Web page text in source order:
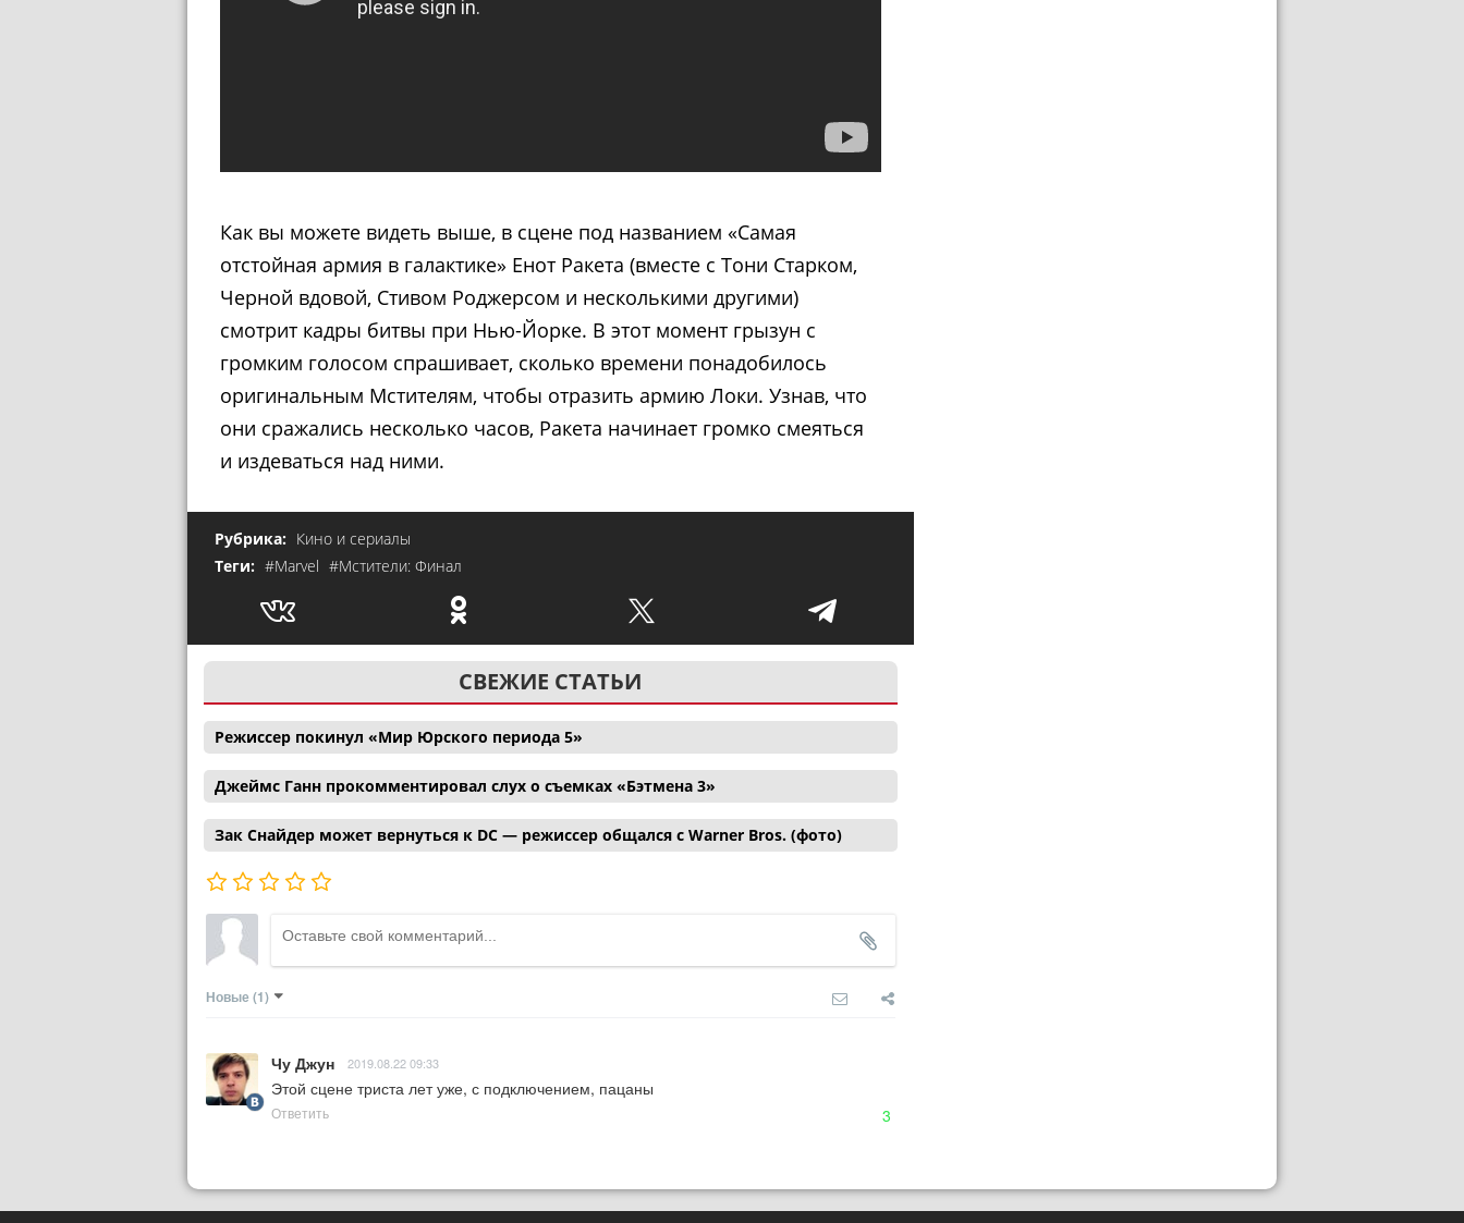
Как вы можете видеть выше, в сцене под названием «Самая
отстойная армия в галактике» Енот Ракета (вместе с Тони Старком,
Черной вдовой, Стивом Роджерсом и несколькими другими)
смотрит кадры битвы при Нью-Йорке. В этот момент грызун с
громким голосом спрашивает, сколько времени понадобилось
оригинальным Мстителям, чтобы отразить армию Локи. Узнав, что
они сражались несколько часов, Ракета начинает громко смеяться
и издеваться над ними.
Рубрика: Кино и сериалы
Теги: #Marvel #Мстители: Финал
СВЕЖИЕ СТАТЬИ
Режиссер покинул «Мир Юрского периода 5»
Джеймс Ганн прокомментировал слух о съемках «Бэтмена 3»
Зак Снайдер может вернуться к DC — режиссер общался с Warner Bros. (фото)
Новые (1)
Чу Джун 2019.08.22 09:33
Этой сцене триста лет уже, с подключением, пацаны
Ответить 3